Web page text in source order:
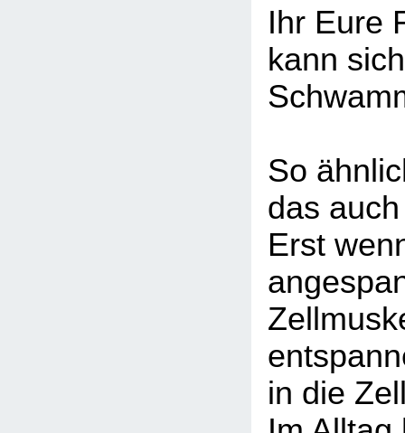
Ihr Eure
kann
So
das
Erst
in die